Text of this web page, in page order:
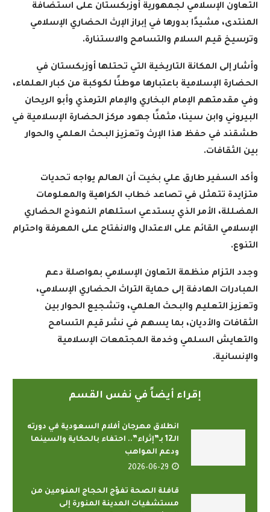
التعاون الإسلامي لجمهورية أوزبكستان على استضافة
المنتدى، مشيدًا بدورها في إبراز الإرث الحضاري الإسلامي
وترسيخ قيم السلام والتسامح والاستنارة.
وأشار إلى المكانة التاريخية التي تحتلها أوزبكستان في
الحضارة الإسلامية باعتبارها موطنًا لكوكبة من كبار العلماء،
وفي مقدمتهم الإمام البخاري والإمام الترمذي وأبو الريحان
البيروني وابن سينا، مثمنًا جهود مركز الحضارة الإسلامية في
طشقند في حفظ هذا الإرث وتعزيز البحث العلمي والحوار
بين الثقافات.
وأكد السفير طارق علي بخيت أن العالم يواجه تحديات
متزايدة تتمثل في تصاعد خطاب الكراهية والمعلومات
المضللة، الأمر الذي يستدعي استلهام النموذج الحضاري
الإسلامي القائم على الاعتدال والانفتاح على المعرفة واحترام
التنوع.
وجدد التزام منظمة التعاون الإسلامي بمواصلة دعم
المبادرات الهادفة إلى حماية التراث الحضاري الإسلامي،
وتعزيز التعليم والبحث العلمي، وتشجيع الحوار بين
الثقافات والأديان، بما يسهم في نشر قيم التسامح
والتعايش السلمي وخدمة المجتمعات الإسلامية
والإنسانية.
إقراء أيضاً في نفس القسم
انطلاق مهرجان أفلام السعودية في دورته
الـ12 بـ”إثراء”.. احتفاء بالحكاية والسينما
ودعم المواهب
2026-06-29
قافلة الصحة تفوّج الحجاج المنومين من
مستشفيات المدينة المنورة إلى